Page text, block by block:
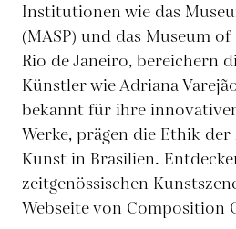
Institutionen wie das
(MASP) und das Museum
Rio de Janeiro, bereichern
Künstler wie Adriana
bekannt für ihre
Werke, prägen die Ethik der
Kunst in Brasilien.
zeitgenössischen
Webseite von Composition